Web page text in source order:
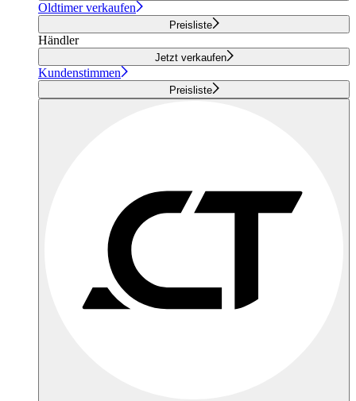
Oldtimer verkaufen
Preisliste
Händler
Jetzt verkaufen
Kundenstimmen
Preisliste